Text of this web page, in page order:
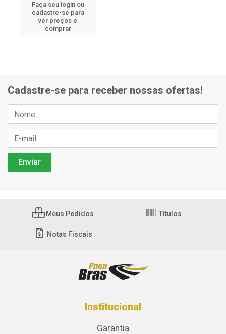
Faça seu login ou
cadastre-se para
ver preços e
comprar
Cadastre-se para receber nossas ofertas!
Meus Pedidos Títulos
Notas Fiscais
Institucional
Garantia